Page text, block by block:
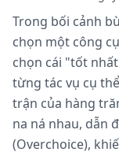
Hướng Dẫn
Blog
Trong bối cảnh
chọn một công
chọn cái "tốt
từng tác vụ cụ
trận của hàng
na ná nhau, dẫn
(Overchoice),